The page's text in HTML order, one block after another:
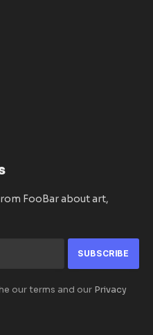
FooBar about art,
our terms and our Privacy